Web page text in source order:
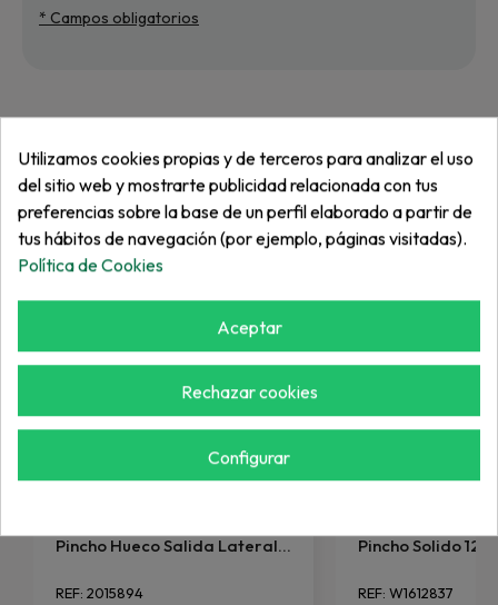
* Campos obligatorios
Más de "Pinchos"
Pincho Hueco Salida Lateral...
REF: 2015894
Pincho Solido
REF: W1612837
Utilizamos cookies propias y de terceros para analizar el uso
del sitio web y mostrarte publicidad relacionada con tus
preferencias sobre la base de un perfil elaborado a partir de
tus hábitos de navegación (por ejemplo, páginas visitadas).
Política de Cookies
Aceptar
Rechazar cookies
Configurar